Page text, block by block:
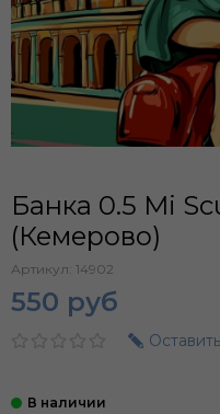
Банка 0.5 Mi
(Кемерово)
Артикул: 14902
550 руб